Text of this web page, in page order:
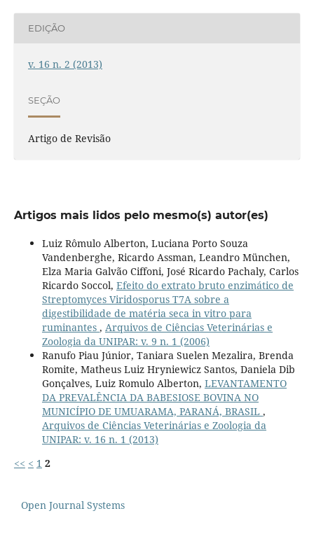
EDIÇÃO
v. 16 n. 2 (2013)
SEÇÃO
Artigo de Revisão
Artigos mais lidos pelo mesmo(s) autor(es)
Luiz Rômulo Alberton, Luciana Porto Souza
Vandenberghe, Ricardo Assman, Leandro München,
Elza Maria Galvão Ciffoni, José Ricardo Pachaly, Carlos
Ricardo Soccol, Efeito do extrato bruto enzimático de
Streptomyces Viridosporus T7A sobre a
digestibilidade de matéria seca in vitro para
ruminantes , Arquivos de Ciências Veterinárias e
Zoologia da UNIPAR: v. 9 n. 1 (2006)
Ranufo Piau Júnior, Taniara Suelen Mezalira, Brenda
Romite, Matheus Luiz Hryniewicz Santos, Daniela Dib
Gonçalves, Luiz Romulo Alberton, LEVANTAMENTO
DA PREVALÊNCIA DA BABESIOSE BOVINA NO
MUNICÍPIO DE UMUARAMA, PARANÁ, BRASIL ,
Arquivos de Ciências Veterinárias e Zoologia da
UNIPAR: v. 16 n. 1 (2013)
<< < 1 2
Open Journal Systems